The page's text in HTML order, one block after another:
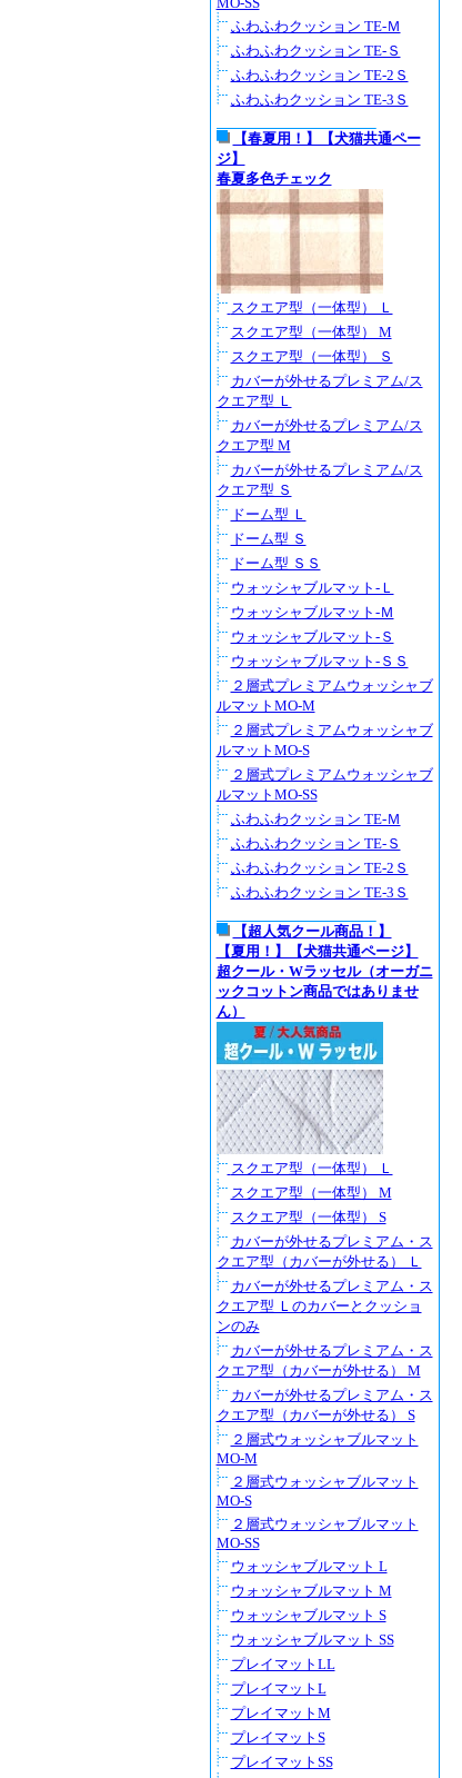
ふわふわクッション TE-Ｍ
ふわふわクッション TE-Ｓ
ふわふわクッション TE-2Ｓ
ふわふわクッション TE-3Ｓ
【春夏用！】【犬猫共通ペー
ジ】
春夏多色チェック
スクエア型（一体型） Ｌ
スクエア型（一体型） M
スクエア型（一体型） Ｓ
カバーが外せるプレミアム/ス
クエア型 Ｌ
カバーが外せるプレミアム/ス
クエア型 M
カバーが外せるプレミアム/ス
クエア型 Ｓ
ドーム型 Ｌ
ドーム型 Ｓ
ドーム型 ＳＳ
ウォッシャブルマット-Ｌ
ウォッシャブルマット-Ｍ
ウォッシャブルマット-Ｓ
ウォッシャブルマット-ＳＳ
２層式プレミアムウォッシャブ
ルマットMO-M
２層式プレミアムウォッシャブ
ルマットMO-S
２層式プレミアムウォッシャブ
ルマットMO-SS
ふわふわクッション TE-Ｍ
ふわふわクッション TE-Ｓ
ふわふわクッション TE-2Ｓ
ふわふわクッション TE-3Ｓ
【超人気クール商品！】
【夏用！】【犬猫共通ページ】
超クール・Wラッセル（オーガニ
ックコットン商品ではありませ
ん）
スクエア型（一体型） Ｌ
スクエア型（一体型） M
スクエア型（一体型） S
カバーが外せるプレミアム・ス
クエア型（カバーが外せる） Ｌ
カバーが外せるプレミアム・ス
クエア型 Ｌのカバーとクッショ
ンのみ
カバーが外せるプレミアム・ス
クエア型（カバーが外せる） M
カバーが外せるプレミアム・ス
クエア型（カバーが外せる） S
２層式ウォッシャブルマット
MO-M
２層式ウォッシャブルマット
MO-S
２層式ウォッシャブルマット
MO-SS
ウォッシャブルマット L
ウォッシャブルマット M
ウォッシャブルマット S
ウォッシャブルマット SS
プレイマットLL
プレイマットL
プレイマットM
プレイマットS
プレイマットSS